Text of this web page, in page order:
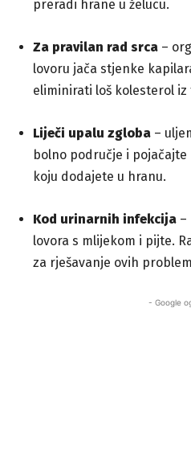
preradi hrane u želucu.
Za pravilan rad srca –
lovoru jača stjenke
eliminirati loš kolesterol iz
Liječi upalu zgloba –
bolno područje i
koju dodajete u hranu.
Kod urinarnih infekcija –
lovora s mlijekom i pijte.
za rješavanje ovih
- Google